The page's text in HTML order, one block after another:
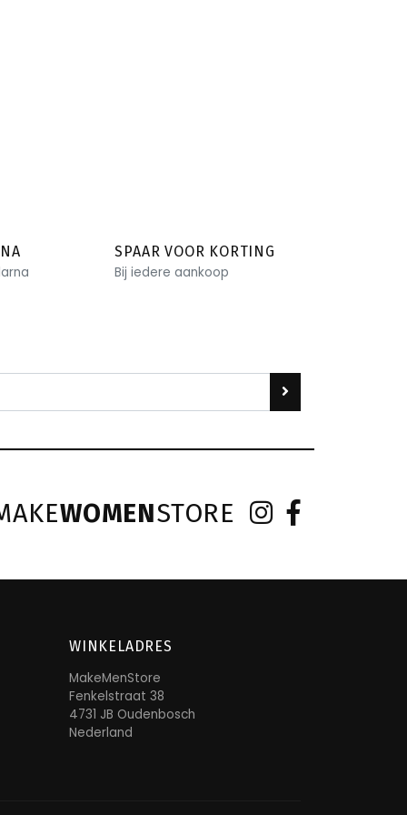
SPAAR VOOR KORTING
Bij iedere aankoop
WOMENSTORE
WINKELADRES
MakeMenStore
Fenkelstraat 38
4731 JB Oudenbosch
Nederland